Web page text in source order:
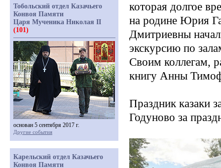
которая долгое
на родине Юрия
Дмитриевны
экскурсию по
Своим коллегам,
книгу Анны
Праздник казаки
Годуново за
Тобольский отдел Казачьего
Конвоя Памяти
Царя Мученика Николая II
(101)
основан 5 сентября 2017 г.
Другие события
Карельский отдел Казачьего
Конвоя Памяти